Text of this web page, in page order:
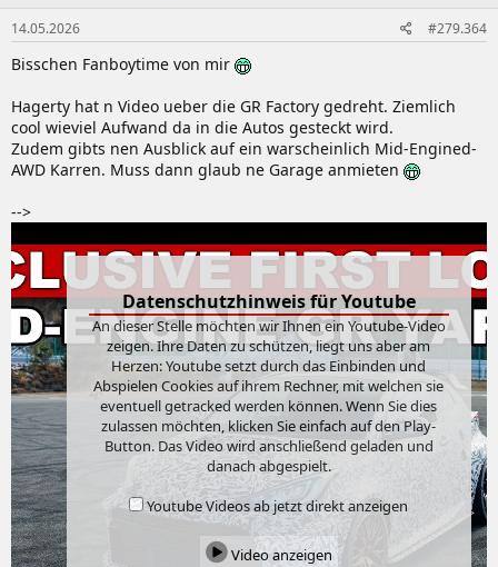
14.05.2026 #279.364
Bisschen Fanboytime von mir
Hagerty hat n Video ueber die GR Factory gedreht. Ziemlich
cool wieviel Aufwand da in die Autos gesteckt wird.
Zudem gibts nen Ausblick auf ein warscheinlich Mid-Engined-
AWD Karren. Muss dann glaub ne Garage anmieten
-->
Datenschutzhinweis für Youtube
An dieser Stelle möchten wir Ihnen ein Youtube-Video
zeigen. Ihre Daten zu schützen, liegt uns aber am
Herzen: Youtube setzt durch das Einbinden und
Abspielen Cookies auf ihrem Rechner, mit welchen sie
eventuell getracked werden können. Wenn Sie dies
zulassen möchten, klicken Sie einfach auf den Play-
Button. Das Video wird anschließend geladen und
danach abgespielt.
Youtube Videos ab jetzt direkt anzeigen
Video anzeigen